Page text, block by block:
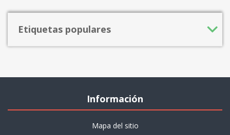
Etiquetas populares
Información
Mapa del sitio